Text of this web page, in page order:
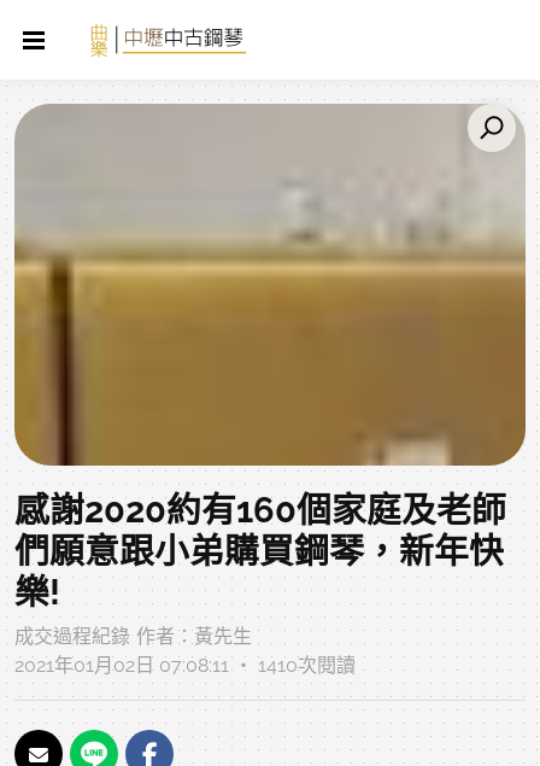
感謝2020約有160個家庭及老師
們願意跟小弟購買鋼琴，新年快
樂!
成交過程紀錄 作者：黃先生
2021年01月02日 07:08:11 ‧ 1410次閱讀